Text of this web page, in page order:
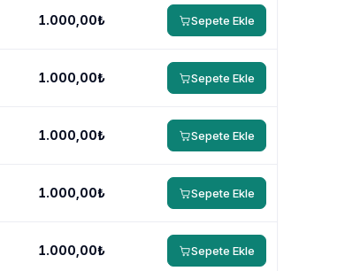
1.000,00₺ Sepete Ekle
1.000,00₺ Sepete Ekle
1.000,00₺ Sepete Ekle
1.000,00₺ Sepete Ekle
1.000,00₺ Sepete Ekle